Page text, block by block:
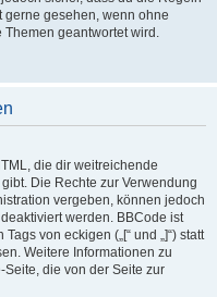
gerne gesehen, wenn ohne
geantwortet wird.
die dir weitreichende
Die Rechte zur Verwendung
vergeben, können jedoch
werden. BBCode ist
von eckigen („[“ und „]“) statt
Weitere Informationen zu
die von der Seite zur